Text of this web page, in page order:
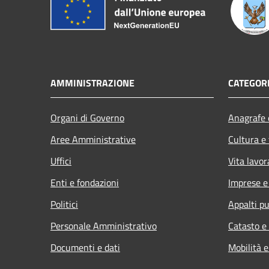
AMMINISTRAZIONE
Organi di Governo
Aree Amministrative
Uffici
Enti e fondazioni
Politici
Personale Amministrativo
Documenti e dati
Cultura
Vita
Imprese
Appalti
Catasto
Mobilità